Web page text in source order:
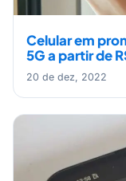
Celular em
5G a partir de
20 de dez, 2022